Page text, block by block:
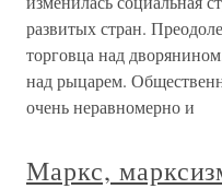
развитых стран.
торговца над
над рыцарем.
очень неравномерно и
Маркс,